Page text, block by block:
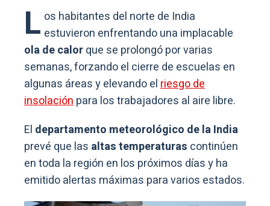
L os habitantes del norte de India
estuvieron enfrentando una implacable
ola de calorque se prolongó por varias
semanas, forzando el cierre de escuelas en
algunas áreas y elevando elriesgo de
insolaciónpara los trabajadores al aire libre.
El departamento meteorológico de la India
prevé que las altas temperaturas continúen
en toda la región en los próximos días y ha
emitido alertas máximas para varios estados.